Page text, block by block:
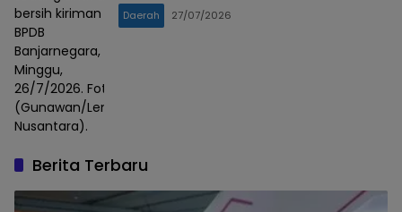
bersih kiriman
BPDB
Banjarnegara,
Minggu,
26/7/2026. Foto :
(Gunawan/Lensa
Nusantara).
Daerah 27/07/2026
Berita Terbaru